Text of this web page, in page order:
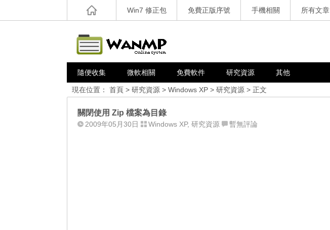
Win7 修正包 免費正版序號 手機相關 所有文章
隨便收集 微軟相關 免費軟件 研究資源 其他
現在位置： 首頁 > 研究資源 > Windows XP > 研究資源 > 正文
關閉使用 Zip 檔案為目錄
2009年05月30日 Windows XP, 研究資源 暫無評論